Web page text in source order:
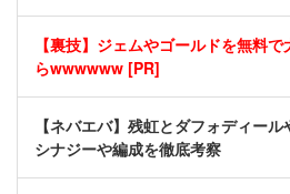
【裏技】ジェムやゴールドを無料
らwwwwww [PR]
【ネバエバ】残虹とダフォディー
シナジーや編成を徹底考察